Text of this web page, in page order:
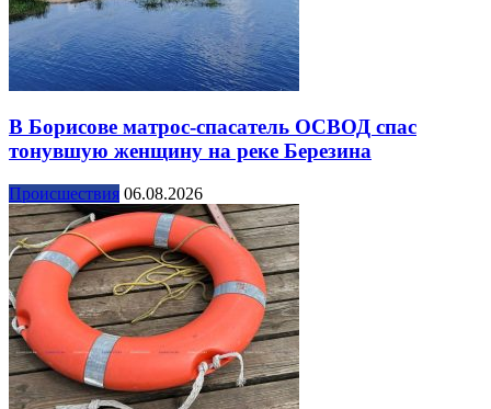
В Борисове матрос-спасатель ОСВОД спас
тонувшую женщину на реке Березина
Происшествия 06.08.2026